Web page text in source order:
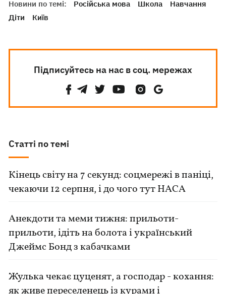
Новини по темі: Російська мова Школа
Навчання
Діти
Київ
Підписуйтесь на нас в соц. мережах
Статті по темі
Кінець світу на 7 секунд: соцмережі в паніці,
чекаючи 12 серпня, і до чого тут НАСА
Анекдоти та меми тижня: прильоти-
прильоти, ідіть на болота і український
Джеймс Бонд з кабачками
Жулька чекає цуценят, а господар - кохання:
як живе переселенець із курами і